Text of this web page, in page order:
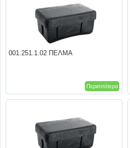
001.251.1.02 ΠΕΛΜΑ
Περισσότερα